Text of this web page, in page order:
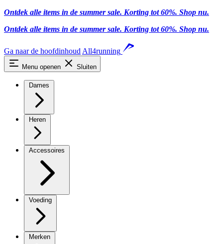
Ontdek alle items in de summer sale. Korting tot 60%. Shop nu.
Ontdek alle items in de summer sale. Korting tot 60%. Shop nu.
Ga naar de hoofdinhoud All4running
Menu openen Sluiten
Dames
Heren
Accessoires
Voeding
Merken